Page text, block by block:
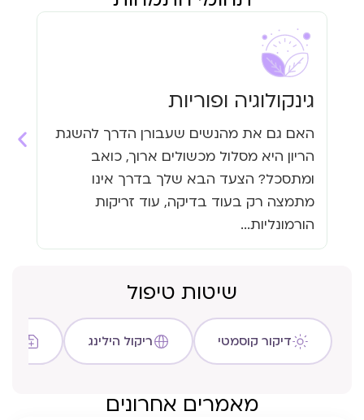
גינקולוגיה ופוריות
האם גם את מהנשים שעבורן הדרך להשגת
הריון היא מסלול מכשולים ארוך, כואב
ומתסכל? הצעד הבא שלך בדרך אינו
מתמצה רק בעוד בדיקה, עוד זריקות
הורמונליות...
שיטות טיפול
דיקור קוסמטי ריקול הילינג
מאמרים אחרונים